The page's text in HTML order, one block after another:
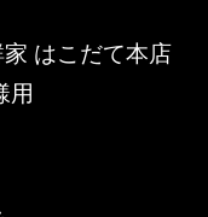
家 はこだて本店
用